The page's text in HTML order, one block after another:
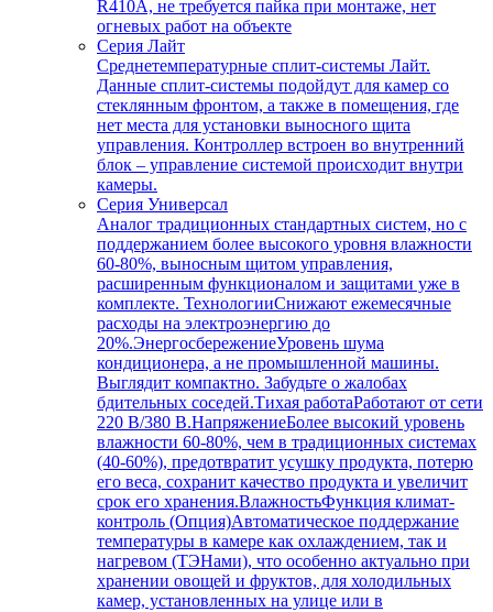
R410A, не требуется пайка при монтаже, нет
огневых работ на объекте
Серия Лайт
Среднетемпературные сплит-системы Лайт.
Данные сплит-системы подойдут для камер со
стеклянным фронтом, а также в помещения, где
нет места для установки выносного щита
управления. Контроллер встроен во внутренний
блок – управление системой происходит внутри
камеры.
Серия Универсал
Аналог традиционных стандартных систем, но с
поддержанием более высокого уровня влажности
60-80%, выносным щитом управления,
расширенным функционалом и защитами уже в
комплекте. ТехнологииСнижают ежемесячные
расходы на электроэнергию до
20%.ЭнергосбережениеУровень шума
кондиционера, а не промышленной машины.
Выглядит компактно. Забудьте о жалобах
бдительных соседей.Тихая работаРаботают от сети
220 В/380 В.НапряжениеБолее высокий уровень
влажности 60-80%, чем в традиционных системах
(40-60%), предотвратит усушку продукта, потерю
его веса, сохранит качество продукта и увеличит
срок его хранения.ВлажностьФункция климат-
контроль (Опция)Автоматическое поддержание
температуры в камере как охлаждением, так и
нагревом (ТЭНами), что особенно актуально при
хранении овощей и фруктов, для холодильных
камер, установленных на улице или в